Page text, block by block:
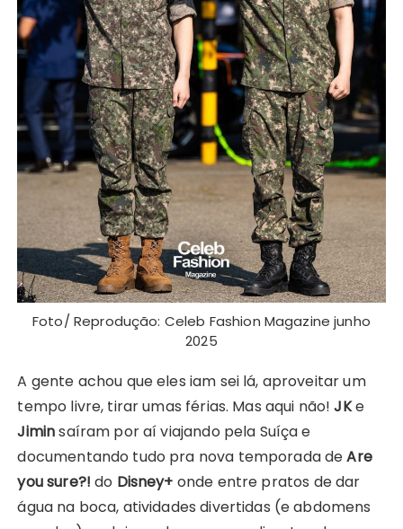
Foto/ Reprodução: Celeb Fashion Magazine junho
2025
A gente achou que eles iam sei lá, aproveitar um
tempo livre, tirar umas férias. Mas aqui não!JKe
Jiminsaíram por aí viajando pela Suíça e
documentando tudo pra nova temporada deAre
you sure?!do Disney+ onde entre pratos de dar
água na boca, atividades divertidas (e abdomens